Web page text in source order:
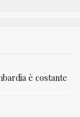
è costante